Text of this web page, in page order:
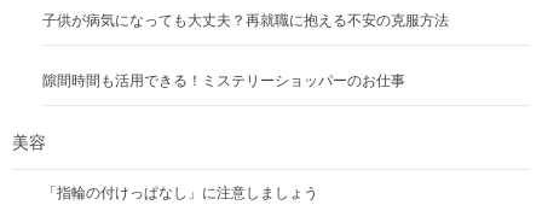
子供が病気になっても大丈夫？再就職に抱える不安の克服方法
隙間時間も活用できる！ミステリーショッパーのお仕事
美容
「指輪の付けっぱなし」に注意しましょう